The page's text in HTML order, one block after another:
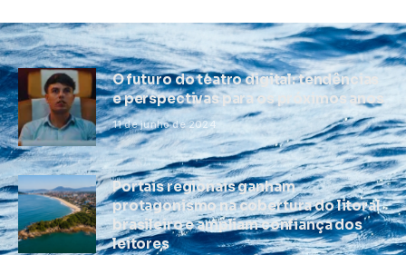
O futuro do teatro digital: tendências
e perspectivas para os próximos anos
11 de junho de 2024
Portais regionais ganham
protagonismo na cobertura do litoral
brasileiro e ampliam confiança dos
leitores